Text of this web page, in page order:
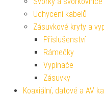
Uchycení kabelů
Zásuvkové kryty a
Příslušenství
Rámečky
Vypínače
Zásuvky
Koaxiální, datové a AV